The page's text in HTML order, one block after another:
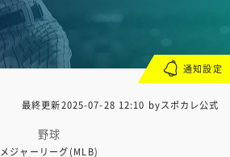
最終更新2025-07-28 12:10 byスポカレ公式
野球
メジャーリーグ(MLB)
通知設定